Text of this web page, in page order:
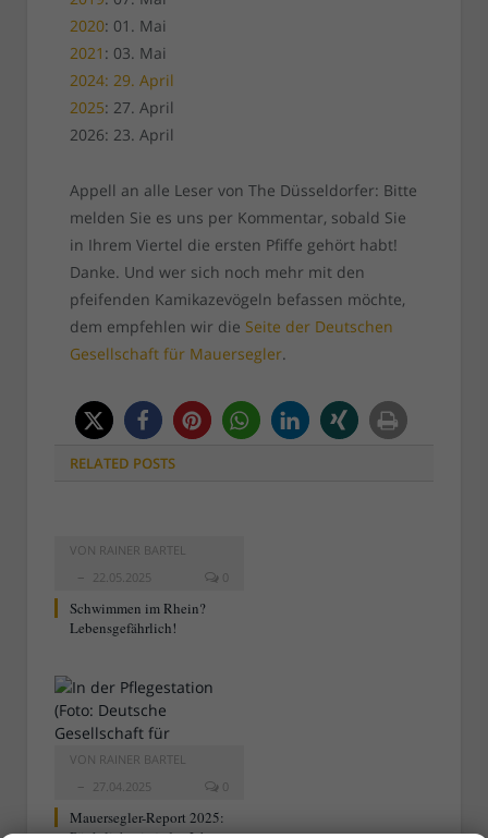
2020: 01. Mai
2021 : 03. Mai
2024: 29. April
2025: 27. April
2026: 23. April
Appell an alle Leser von The Düsseldorfer: Bitte
melden Sie es uns per Kommentar, sobald Sie
in Ihrem Viertel die ersten Pfiffe gehört habt!
Danke. Und wer sich noch mehr mit den
pfeifenden Kamikazevögeln befassen möchte,
dem empfehlen wir die Seite der Deutschen
Gesellschaft für Mauersegler.
RELATED POSTS
VON RAINER BARTEL
22.05.2025
0
Schwimmen im Rhein?
Lebensgefährlich!
VON RAINER BARTEL
27.04.2025
0
Mauersegler-Report 2025: